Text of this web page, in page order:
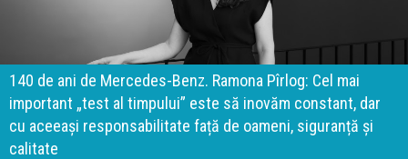
140 de ani de Mercedes-Benz. Ramona Pîrlog: Cel mai
important „test al timpului” este să inovăm constant, dar
cu aceeași responsabilitate față de oameni, siguranță și
calitate